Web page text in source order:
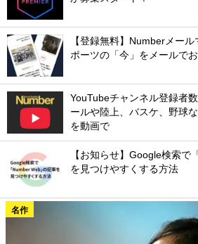
【登録無料】Numberメー
ポーツの「今」をメールでお
YouTubeチャンネル登録者
ールや陸上、バスケ、野球
を動画で
【お知らせ】Google検索で
を見つけやすくする方法
名作